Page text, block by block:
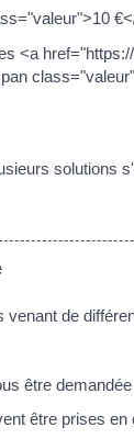
<a
solutions
de
être
être prises